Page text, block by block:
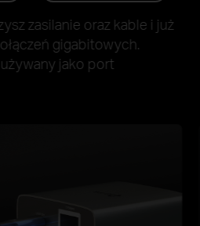
zasilanie oraz kable i już
gigabitowych.
jako port